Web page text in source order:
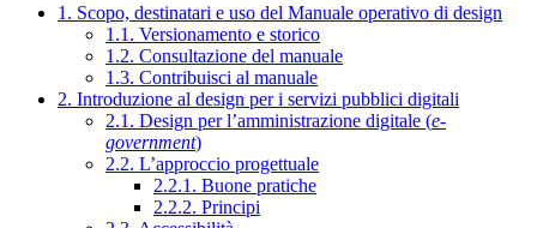
1. Scopo, destinatari e uso del Manuale operativo di design
1.1. Versionamento e storico
1.2. Consultazione del manuale
1.3. Contribuisci al manuale
2. Introduzione al design per i servizi pubblici digitali
2.1. Design per l’amministrazione digitale (e-
government)
2.2. L’approccio progettuale
2.2.1. Buone pratiche
2.2.2. Principi